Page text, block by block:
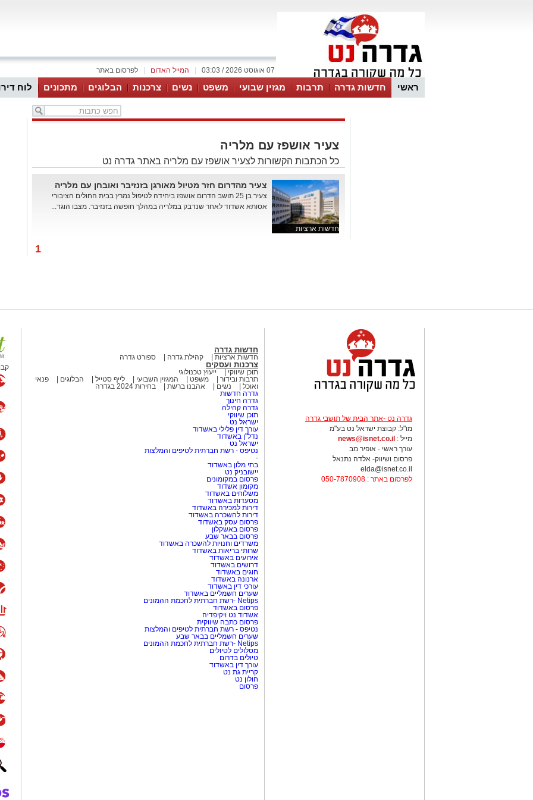
לפרסום באתר המייל האדום 07 אוגוסט 2026 / 03:03
ראשי חדשות גדרה תרבות מגזין שבועי משפט נשים צרכנות הבלוגים מתכונים לוח
צעיר אושפז עם מלריה
כל הכתבות הקשורות לצעיר אושפז עם מלריה באתר גדרה נט
חדשות ארציות
צעיר מהדרום חזר מטיול מאורגן בזנזיבר ואובחן עם מלריה
צעיר בן 25 תושב הדרום אושפז ביחידה לטיפול נמרץ בבית החולים הציבורי
אסותא אשדוד לאחר שנדבק במלריה במהלך חופשה בזנזיבר. מצבו הוגד...
1
גדרה נט -אתר הבית של תושבי גדרה
מו"ל: קבוצת ישראל נט בע"מ
מייל : news@isnet.co.il
עורך ראשי - אופיר מב
פרסום ושיווק- אלדה נתנאל
elda@isnet.co.il
לפרסום באתר : 050-7870908
חדשות גדרה
חדשות ארציות קהילת גדרה ספורט גדרה
צרכנות ועסקים
תוכן שיווקי
ייעוץ טכנולוגי
תרבות ובידור
משפט המגזין השבועי לייף סטייל הבלוגים
פנאי
ואוכל
נשים אהבנו ברשת
בחירות 2024 בגדרה
גדרה חדשות
גדרה חינוך
גדרה קהילה
תוכן שיווקי
ישראל נט
עורך דין פלילי באשדוד
נדל"ן באשדוד
ישראל נט
נטיפס - רשת חברתית לטיפים והמלצות
-
בתי מלון באשדוד
יישובניק נט
פרסום במקומונים
מקומון אשדוד
משלוחים באשדוד
מסעדות באשדוד
דירות למכירה באשדוד
דירות להשכרה באשדוד
פרסום עסק באשדוד
פרסום באשקלון
פרסום בבאר שבע
משרדים וחנויות להשכרה באשדוד
שרותי בריאות באשדוד
אירועים באשדוד
דרושים באשדוד
חוגים באשדוד
ארנונה באשדוד
עורכי דין באשדוד
שערים חשמליים באשדוד
Netips -רשת חברתית לחכמת ההמונים
פרסום באשדוד
אשדוד נט ויקיפדיה
פרסום כתבה שיווקית
נטיפס - רשת חברתית לטיפים והמלצות
שערים חשמליים בבאר שבע
Netips -רשת חברתית לחכמת ההמונים
מסלולים לטיולים
טיולים בדרום
עורך דין באשדוד
קריית גת נט
חולון נט
פרסום